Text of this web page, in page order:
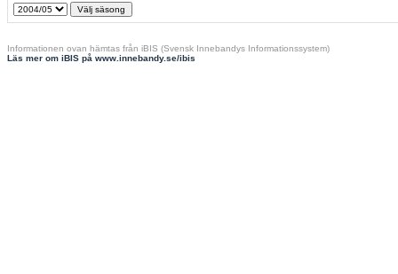
Informationen ovan hämtas från iBIS (Svensk Innebandys Informationssystem)
Läs mer om iBIS på www.innebandy.se/ibis